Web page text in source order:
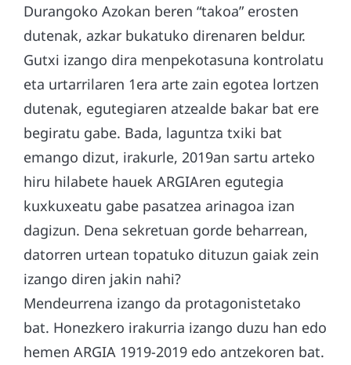
Durangoko Azokan beren “takoa” erosten
dutenak, azkar bukatuko direnaren beldur.
Gutxi izango dira menpekotasuna kontrolatu
eta urtarrilaren 1era arte zain egotea lortzen
dutenak, egutegiaren atzealde bakar bat ere
begiratu gabe. Bada, laguntza txiki bat
emango dizut, irakurle, 2019an sartu arteko
hiru hilabete hauek ARGIAren egutegia
kuxkuxeatu gabe pasatzea arinagoa izan
dagizun. Dena sekretuan gorde beharrean,
datorren urtean topatuko dituzun gaiak zein
izango diren jakin nahi?
Mendeurrena izango da protagonistetako
bat. Honezkero irakurria izango duzu han edo
hemen ARGIA 1919-2019 edo antzekoren bat.